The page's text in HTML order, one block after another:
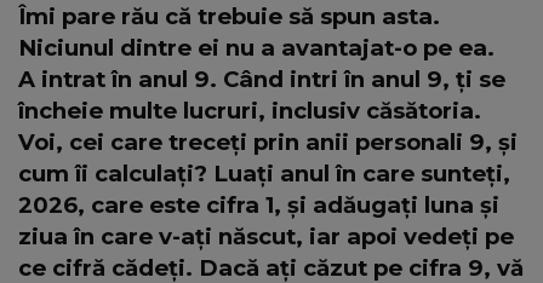
Îmi pare rău că trebuie să spun asta.
Niciunul dintre ei nu a avantajat-o pe ea.
A intrat în anul 9. Când intri în anul 9, ți se
încheie multe lucruri, inclusiv căsătoria.
Voi, cei care treceți prin anii personali 9, și
cum îi calculați? Luați anul în care sunteți,
2026, care este cifra 1, și adăugați luna și
ziua în care v-ați născut, iar apoi vedeți pe
ce cifră cădeți. Dacă ați căzut pe cifra 9, vă